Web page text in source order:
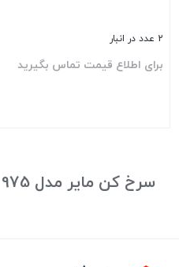
2 عدد در انبار
برای اطلاع قیمت تماس بگیرید
سرخ کن مایر مدل 975